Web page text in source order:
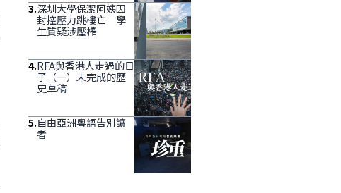
3.深圳大學保潔阿姨因
封控壓力跳樓亡 學
生質疑涉壓榨
4.RFA與香港人走過的日
子（一）未完成的歷
史草稿
5.自由亞洲粵語告別讀
者